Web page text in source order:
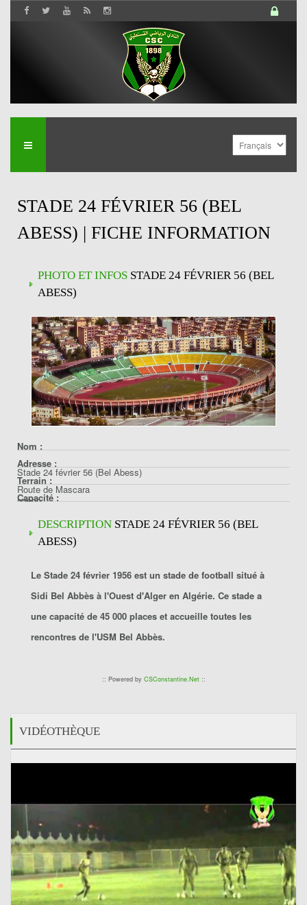
STADE 24 FÉVRIER 56 (BEL
ABESS) | FICHE INFORMATION
PHOTO ET INFOS STADE 24 FÉVRIER 56 (BEL
ABESS)
Nom :
Stade 24 février 56 (Bel Abess)
Adresse :
Route de Mascara
22000
Algérie
Terrain :
Capacité :
45000DESCRIPTION STADE 24 FÉVRIER 56 (BEL
ABESS)
Le Stade 24 février 1956 est un stade de football situé à
Sidi Bel Abbès à l'Ouest d'Alger en Algérie. Ce stade a
une capacité de 45 000 places et accueille toutes les
rencontres de l'USM Bel Abbès.
:: Powered by CSConstantine.Net::
VIDÉOTHÈQUE